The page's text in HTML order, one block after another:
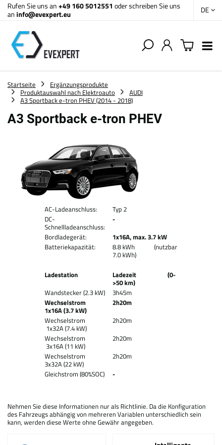
Rufen Sie uns an+49 160 5012551 oder schreiben Sie uns
aninfo@evexpert.eu DE
Startseite
Ergänzungsprodukte
Produktauswahl nach Elektroauto
AUDI
A3 Sportback e-tron PHEV (2014 - 2018)
A3 Sportback e-tron PHEV
AC-Ladeanschluss:
Typ 2
DC-
Schnellladeanschluss:
-
Bordladegerät:
1x16A, max. 3.7 kW
Batteriekapazität:
8.8 kWh (nutzbar
7.0 kWh)
Ladestation
Ladezeit (0-
>50 km)
Wandstecker (2.3 kW)
3h45m
Wechselstrom
1x16A (3.7 kW)
2h20m
Wechselstrom
1x32A (7.4 kW)
2h20m
Wechselstrom
3x16A (11 kW)
2h20m
Wechselstrom
3x32A (22 kW)
2h20m
Gleichstrom (80%SOC)
-
Nehmen Sie diese Informationen nur als Richtlinie. Da die Konfiguration
des Fahrzeugs abhängig von mehreren Variablen unterschiedlich sein
kann, werden diese Werte ohne Gewähr angegeben.